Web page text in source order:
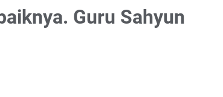
Guru Sahyun